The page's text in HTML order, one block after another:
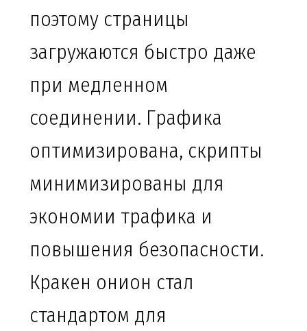
поэтому страницы
загружаются быстро даже
при медленном
соединении. Графика
оптимизирована, скрипты
минимизированы для
экономии трафика и
повышения безопасности.
Кракен онион стал
стандартом для